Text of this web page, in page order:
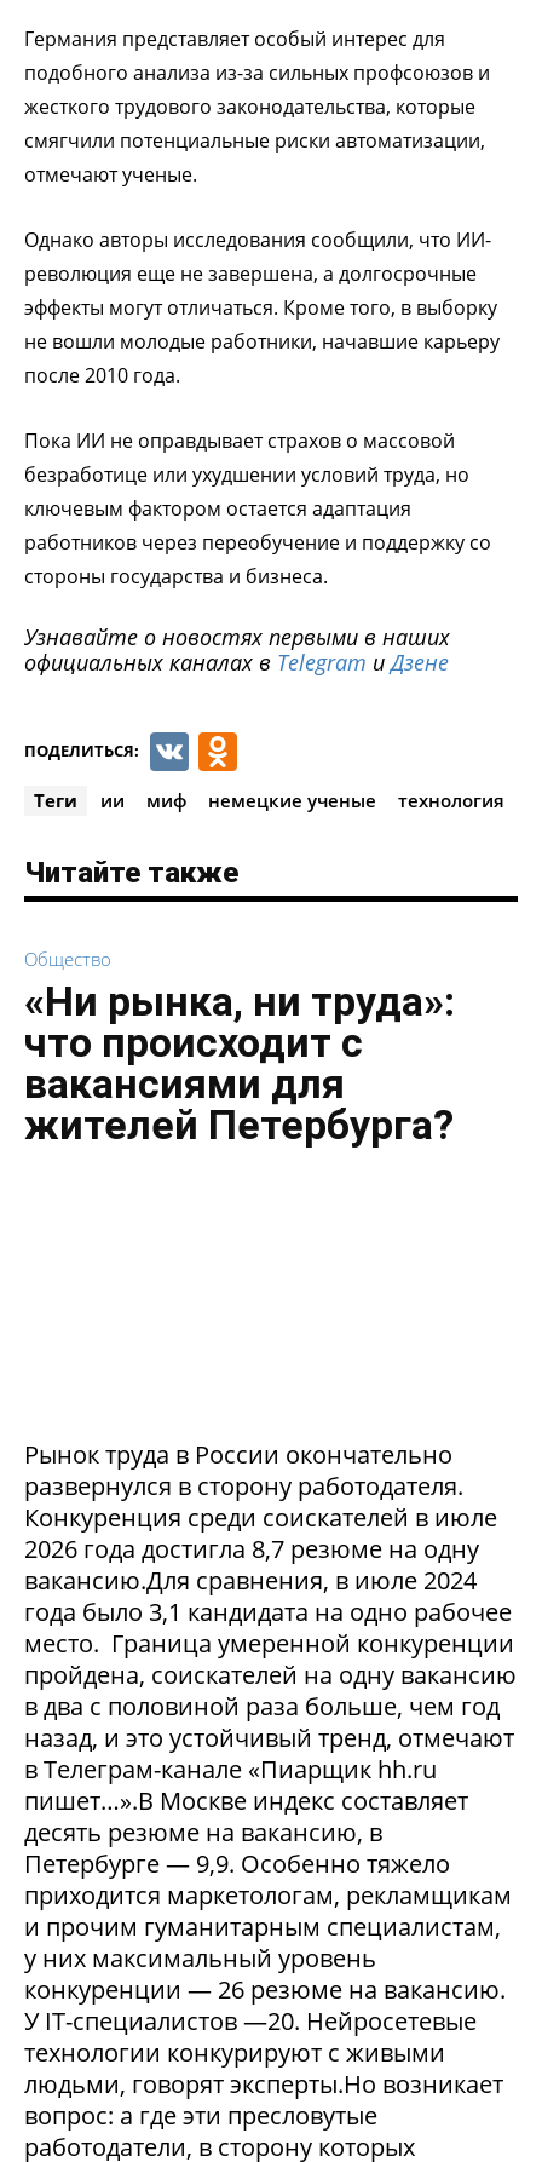
Германия представляет особый интерес для
подобного анализа из-за сильных профсоюзов и
жесткого трудового законодательства, которые
смягчили потенциальные риски автоматизации,
отмечают ученые.
Однако авторы исследования сообщили, что ИИ-
революция еще не завершена, а долгосрочные
эффекты могут отличаться. Кроме того, в выборку
не вошли молодые работники, начавшие карьеру
после 2010 года.
Пока ИИ не оправдывает страхов о массовой
безработице или ухудшении условий труда, но
ключевым фактором остается адаптация
работников через переобучение и поддержку со
стороны государства и бизнеса.
Узнавайте о новостях первыми в наших
официальных каналах в Telegram иДзене
ПОДЕЛИТЬСЯ: VK
Теги ии миф немецкие ученые технология
Читайте также
Общество
«Ни рынка, ни труда»:
что происходит с
вакансиями для
жителей Петербурга?
Рынок труда в России окончательно
развернулся в сторону работодателя.
Конкуренция среди соискателей в июле
2026 года достигла 8,7 резюме на одну
вакансию.Для сравнения, в июле 2024
года было 3,1 кандидата на одно рабочее
место. Граница умеренной конкуренции
пройдена, соискателей на одну вакансию
в два с половиной раза больше, чем год
назад, и это устойчивый тренд, отмечают
в Телеграм-канале «Пиарщик hh.ru
пишет…».В Москве индекс составляет
десять резюме на вакансию, в
Петербурге — 9,9. Особенно тяжело
приходится маркетологам, рекламщикам
и прочим гуманитарным специалистам,
у них максимальный уровень
конкуренции — 26 резюме на вакансию.
У IT-специалистов —20. Нейросетевые
технологии конкурируют с живыми
людьми, говорят эксперты.Но возникает
вопрос: а где эти пресловутые
работодатели, в сторону которых